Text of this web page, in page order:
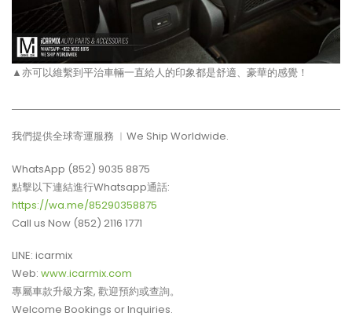
▲亦可以維繫到平治車輛一直給人的印象都是舒適、豪華的感覺！
我們提供全球寄運服務 ︳We Ship Worldwide.
WhatsApp (852) 9035 8875
點擊以下連結進行Whatsapp通話:
https://wa.me/85290358875
Call us Now (852) 2116 1771
LINE: icarmix
Web: www.icarmix.com
專屬車款升級方案, 歡迎預約或查詢。
Welcome Bookings or Inquiries.